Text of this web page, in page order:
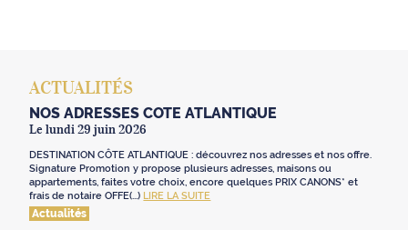
ACTUALITÉS
NOS ADRESSES CÔTE ATLANTIQUE
Le lundi 29 juin 2026
DESTINATION CÔTE ATLANTIQUE : découvrez nos adresses et nos offre.
Signature Promotion y propose plusieurs adresses, maisons ou
appartements, faites votre choix, encore quelques PRIX CANONS* et
frais de notaire OFFE(...) LIRE LA SUITE
Actualités